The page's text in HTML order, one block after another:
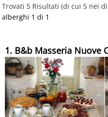
Trovati 5 Risultati (di cui 5 nei
alberghi 1 di 1
1. B&b Masseria Nuove